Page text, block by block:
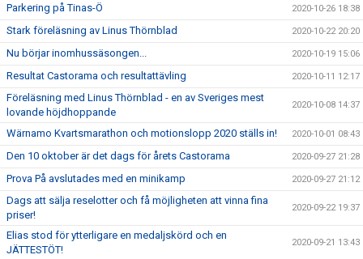
Parkering på Tinas-Ö 2020-10-26 18:38
Stark föreläsning av Linus Thörnblad 2020-10-22 20:20
Nu börjar inomhussäsongen... 2020-10-19 15:06
Resultat Castorama och resultattävling 2020-10-11 12:17
Föreläsning med Linus Thörnblad - en av Sveriges mest
lovande höjdhoppande
2020-10-08 14:37
Wärnamo Kvartsmarathon och motionslopp 2020 ställs in! 2020-10-01 08:43
Den 10 oktober är det dags för årets Castorama 2020-09-27 21:28
Prova På avslutades med en minikamp 2020-09-27 21:12
Dags att sälja reselotter och få möjligheten att vinna fina
priser!
2020-09-22 19:37
Elias stod för ytterligare en medaljskörd och en
JÄTTESTÖT!
2020-09-21 13:43